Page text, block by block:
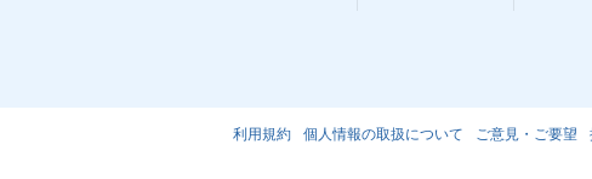
利用規約 個人情報の取扱について ご意見・ご要望